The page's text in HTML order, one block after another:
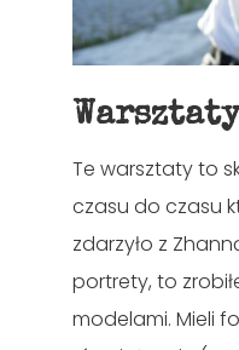
Te warsztaty to
czasu do czasu
zdarzyło z
portrety, to
modelami. Mieli